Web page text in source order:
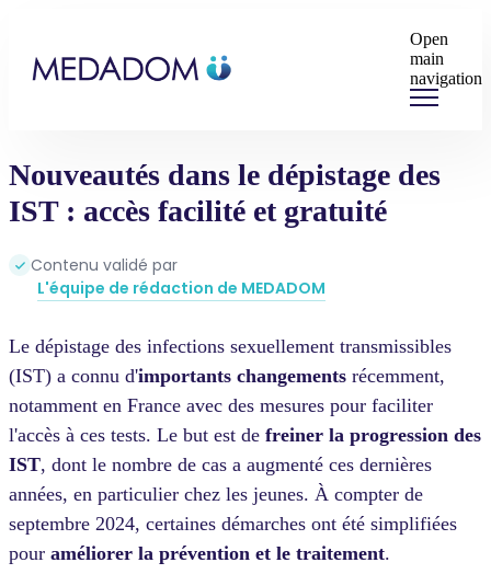
Open
main
navigation
Nouveautés dans le dépistage des
IST : accès facilité et gratuité
Contenu validé par
L'équipe de rédaction de MEDADOM
Le dépistage des infections sexuellement transmissibles
(IST) a connu d'importants changements récemment,
notamment en France avec des mesures pour faciliter
l'accès à ces tests. Le but est de freiner la progression des
IST, dont le nombre de cas a augmenté ces dernières
années, en particulier chez les jeunes. À compter de
septembre 2024, certaines démarches ont été simplifiées
pour améliorer la prévention et le traitement.